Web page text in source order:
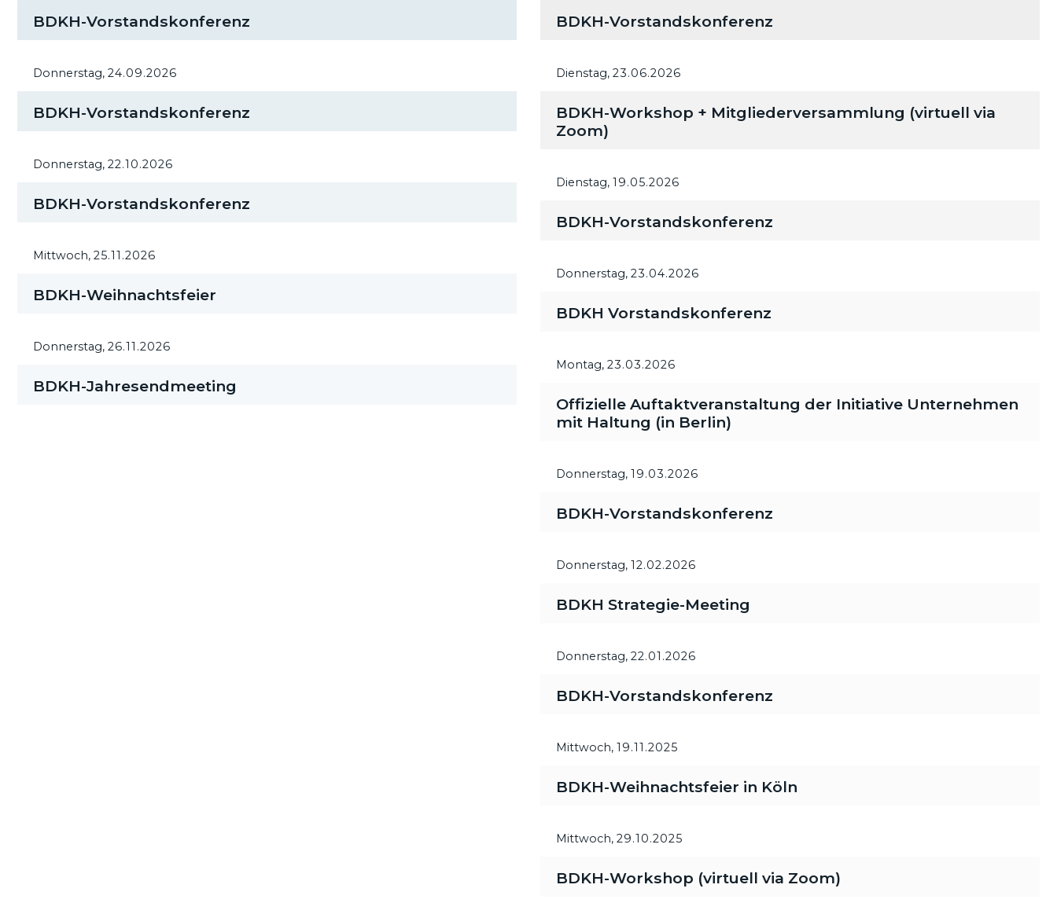
BDKH-Vorstandskonferenz
Donnerstag, 24.09.2026
BDKH-Vorstandskonferenz
Donnerstag, 22.10.2026
BDKH-Vorstandskonferenz
Mittwoch, 25.11.2026
BDKH-Weihnachtsfeier
Donnerstag, 26.11.2026
BDKH-Jahresendmeeting
BDKH-Vorstandskonferenz
Dienstag, 23.06.2026
BDKH-Workshop + Mitgliederversammlung (virtuell via
Zoom)
Dienstag, 19.05.2026
BDKH-Vorstandskonferenz
Donnerstag, 23.04.2026
BDKH Vorstandskonferenz
Montag, 23.03.2026
Offizielle Auftaktveranstaltung der Initiative Unternehmen
mit Haltung (in Berlin)
Donnerstag, 19.03.2026
BDKH-Vorstandskonferenz
Donnerstag, 12.02.2026
BDKH Strategie-Meeting
Donnerstag, 22.01.2026
BDKH-Vorstandskonferenz
Mittwoch, 19.11.2025
BDKH-Weihnachtsfeier in Köln
Mittwoch, 29.10.2025
BDKH-Workshop (virtuell via Zoom)